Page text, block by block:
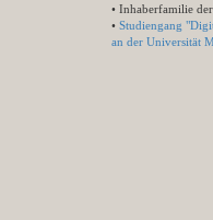
• Inhaberfamilie
• Studiengang
an der Universität